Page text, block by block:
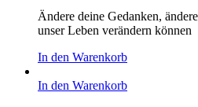
Ändere deine Gedanken,
unser Leben verändern können
In den Warenkorb
In den Warenkorb